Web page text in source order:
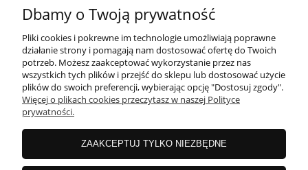
POMOC
MOJE KONTO
PŁATNOŚCI I DOSTAWA
Dbamy o Twoją prywatność
Pliki cookies i pokrewne im technologie umożliwiają poprawne
działanie strony i pomagają nam dostosować ofertę do Twoich
potrzeb. Możesz zaakceptować wykorzystanie przez nas
wszystkich tych plików i przejść do sklepu lub dostosować użycie
plików do swoich preferencji, wybierając opcję "Dostosuj zgody".
Więcej o plikach cookies przeczytasz w naszej Polityce
prywatności.
ZAAKCEPTUJ TYLKO NIEZBĘDNE